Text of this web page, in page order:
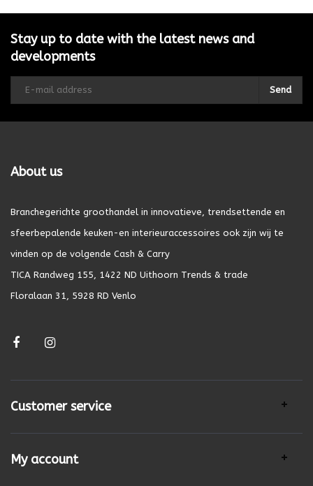
Stay up to date with the latest news and
developments
Send
About us
Branchegerichte groothandel in innovatieve, trendsettende en
sfeerbepalende keuken-en interieuraccessoires ook zijn wij te
vinden op de volgende Cash & Carry
TICA Randweg 155, 1422 ND Uithoorn Trends & trade
Floralaan 31, 5928 RD Venlo
Customer service
My account